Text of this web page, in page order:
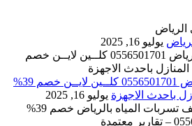
يوليو 16, 2025
شركة تنظيف بالرياض 0556501701 كلــين لايــن خصم 39%
باحدث الاجهزة يوليو 16, 2025